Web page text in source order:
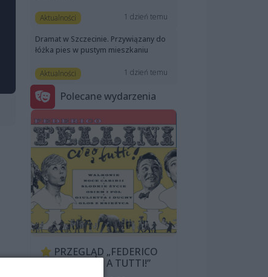
Aktualności 1 dzień temu
Dramat w Szczecinie. Przywiązany do
łóżka pies w pustym mieszkaniu
Aktualności 1 dzień temu
Polecane wydarzenia
PRZEGLĄD „FEDERICO
FELLINI: CIAO A TUTTI!”